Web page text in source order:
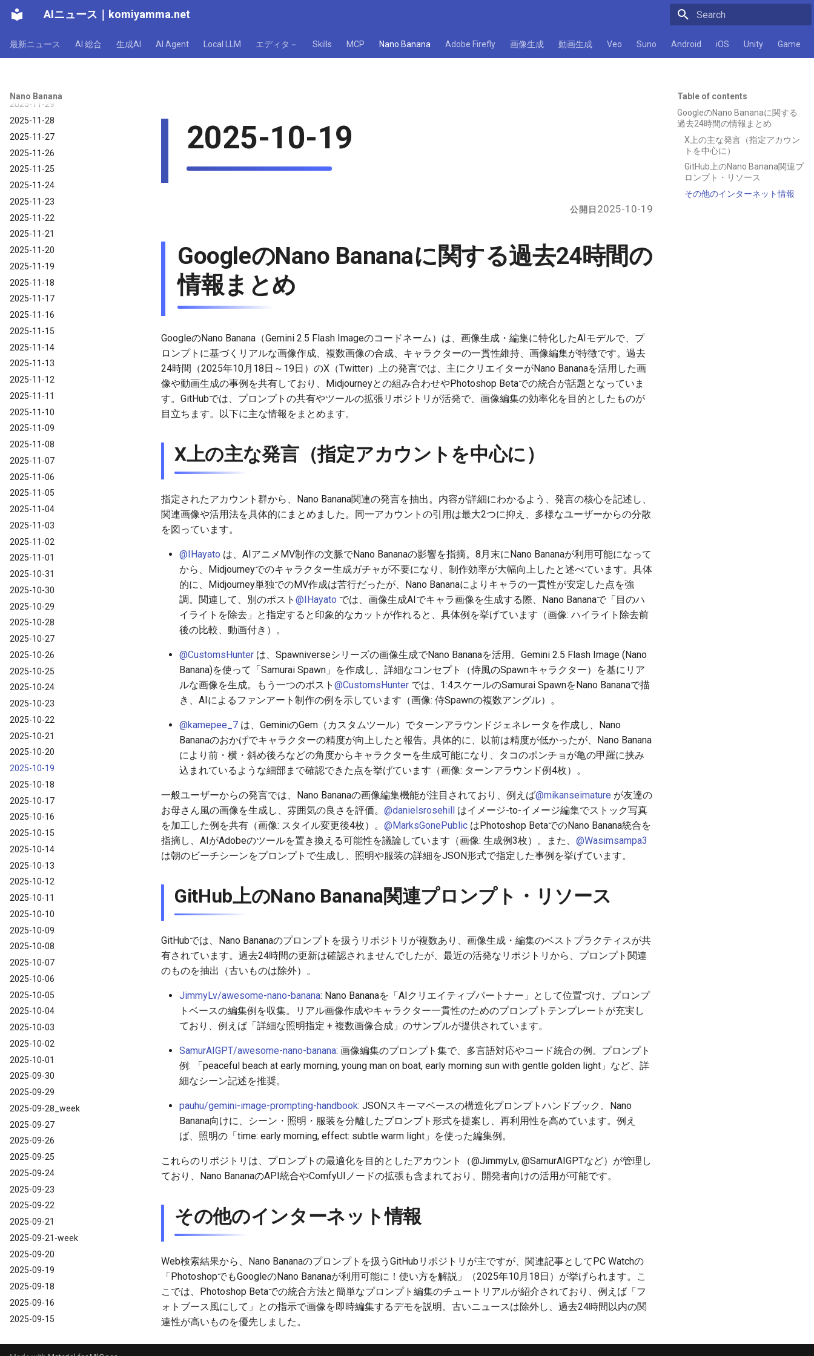
AIニュース komiyamma.net
最新ニュース AI 総合 生成AI AI Agent Local LLM エディタ－ Skills MCP Nano Banana Adobe Firefly 画像生成 動画生成 Veo Suno Android iOS Unity Game
Nano Banana
2025-12-05
2025-12-04
2025-12-03
2025-11-29
2025-11-28
2025-11-27
2025-11-26
2025-11-25
2025-11-24
2025-11-23
2025-11-22
2025-11-21
2025-11-20
2025-11-19
2025-11-18
2025-11-17
2025-11-16
2025-11-15
2025-11-14
2025-11-13
2025-11-12
2025-11-11
2025-11-10
2025-11-09
2025-11-08
2025-11-07
2025-11-06
2025-11-05
2025-11-04
2025-11-03
2025-11-02
2025-11-01
2025-10-31
2025-10-30
2025-10-29
2025-10-28
2025-10-27
2025-10-26
2025-10-25
2025-10-24
2025-10-23
2025-10-22
2025-10-21
2025-10-20
2025-10-19
2025-10-18
2025-10-17
2025-10-16
2025-10-15
2025-10-14
2025-10-13
2025-10-12
2025-10-11
2025-10-10
2025-10-09
2025-10-08
2025-10-07
2025-10-06
2025-10-05
2025-10-04
2025-10-03
2025-10-02
2025-10-01
2025-09-30
2025-09-29
2025-09-28_week
2025-09-27
2025-09-26
2025-09-25
2025-09-24
2025-09-23
2025-09-22
2025-09-21
2025-09-21-week
2025-09-20
2025-09-19
2025-09-18
2025-09-16
2025-09-15
Table of contents
GoogleのNano Bananaに関する
過去24時間の情報まとめ
X上の主な発言（指定アカウン
トを中心に）
GitHub上のNano Banana関連プ
ロンプト・リソース
その他のインターネット情報
2025-10-19
公開日 2025-10-19
GoogleのNano Bananaに関する過去24時間の
情報まとめ
GoogleのNano Banana（Gemini 2.5 Flash Imageのコードネーム）は、画像生成・編集に特化したAIモデルで、プ
ロンプトに基づくリアルな画像作成、複数画像の合成、キャラクターの一貫性維持、画像編集が特徴です。過去
24時間（2025年10月18日～19日）のX（Twitter）上の発言では、主にクリエイターがNano Bananaを活用した画
像や動画生成の事例を共有しており、Midjourneyとの組み合わせやPhotoshop Betaでの統合が話題となっていま
す。GitHubでは、プロンプトの共有やツールの拡張リポジトリが活発で、画像編集の効率化を目的としたものが
目立ちます。以下に主な情報をまとめます。
X上の主な発言（指定アカウントを中心に）
指定されたアカウント群から、Nano Banana関連の発言を抽出。内容が詳細にわかるよう、発言の核心を記述し、
関連画像や活用法を具体的にまとめました。同一アカウントの引用は最大2つに抑え、多様なユーザーからの分散
を図っています。
@IHayato は、AIアニメMV制作の文脈でNano Bananaの影響を指摘。8月末にNano Bananaが利用可能になって
から、Midjourneyでのキャラクター生成ガチャが不要になり、制作効率が大幅向上したと述べています。具体
的に、Midjourney単独でのMV作成は苦行だったが、Nano Bananaによりキャラの一貫性が安定した点を強
調。関連して、別のポスト @IHayato では、画像生成AIでキャラ画像を生成する際、Nano Bananaで「目のハ
イライトを除去」と指定すると印象的なカットが作れると、具体例を挙げています（画像: ハイライト除去前
後の比較、動画付き）。
@CustomsHunter は、Spawniverseシリーズの画像生成でNano Bananaを活用。Gemini 2.5 Flash Image (Nano
Banana)を使って「Samurai Spawn」を作成し、詳細なコンセプト（侍風のSpawnキャラクター）を基にリア
ルな画像を生成。もう一つのポスト @CustomsHunter では、1:4スケールのSamurai SpawnをNano Bananaで描
き、AIによるファンアート制作の例を示しています（画像: 侍Spawnの複数アングル）。
@kamepee_7 は、GeminiのGem（カスタムツール）でターンアラウンドジェネレータを作成し、Nano
Bananaのおかげでキャラクターの精度が向上したと報告。具体的に、以前は精度が低かったが、Nano Banana
により前・横・斜め後ろなどの角度からキャラクターを生成可能になり、タコのポンチョが亀の甲羅に挟み
込まれているような細部まで確認できた点を挙げています（画像: ターンアラウンド例4枚）。
一般ユーザーからの発言では、Nano Bananaの画像編集機能が注目されており、例えば@mikanseimature が友達の
お母さん風の画像を生成し、雰囲気の良さを評価。 @danielsrosehill はイメージ-to-イメージ編集でストック写真
を加工した例を共有（画像: スタイル変更後4枚）。 @MarksGonePublic はPhotoshop BetaでのNano Banana統合を
指摘し、AIがAdobeのツールを置き換える可能性を議論しています（画像: 生成例3枚）。また、 @Wasimsampa3
は朝のビーチシーンをプロンプトで生成し、照明や服装の詳細をJSON形式で指定した事例を挙げています。
GitHub上のNano Banana関連プロンプト・リソース
GitHubでは、Nano Bananaのプロンプトを扱うリポジトリが複数あり、画像生成・編集のベストプラクティスが共
有されています。過去24時間の更新は確認されませんでしたが、最近の活発なリポジトリから、プロンプト関連
のものを抽出（古いものは除外）。
JimmyLv/awesome-nano-banana: Nano Bananaを「AIクリエイティブパートナー」として位置づけ、プロンプ
トベースの編集例を収集。リアル画像作成やキャラクター一貫性のためのプロンプトテンプレートが充実し
ており、例えば「詳細な照明指定 + 複数画像合成」のサンプルが提供されています。
SamurAIGPT/awesome-nano-banana: 画像編集のプロンプト集で、多言語対応やコード統合の例。プロンプト
例: 「peaceful beach at early morning, young man on boat, early morning sun with gentle golden light」など、詳
細なシーン記述を推奨。
pauhu/gemini-image-prompting-handbook: JSONスキーマベースの構造化プロンプトハンドブック。Nano
Banana向けに、シーン・照明・服装を分離したプロンプト形式を提案し、再利用性を高めています。例え
ば、照明の「time: early morning, effect: subtle warm light」を使った編集例。
これらのリポジトリは、プロンプトの最適化を目的としたアカウント（@JimmyLv, @SamurAIGPTなど）が管理し
ており、Nano BananaのAPI統合やComfyUIノードの拡張も含まれており、開発者向けの活用が可能です。
その他のインターネット情報
Web検索結果から、Nano Bananaのプロンプトを扱うGitHubリポジトリが主ですが、関連記事としてPC Watchの
「PhotoshopでもGoogleのNano Bananaが利用可能に！使い方を解説」（2025年10月18日）が挙げられます。こ
こでは、Photoshop Betaでの統合方法と簡単なプロンプト編集のチュートリアルが紹介されており、例えば「フ
ォトブース風にして」との指示で画像を即時編集するデモを説明。古いニュースは除外し、過去24時間以内の関
連性が高いものを優先しました。